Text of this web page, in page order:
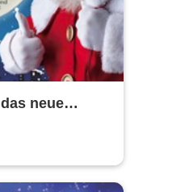
neue
(nicht